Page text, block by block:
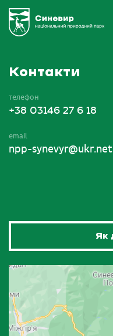
Контакти
телефон
+38 03146 27 6 18
email
npp-synevyr@ukr.net
Як